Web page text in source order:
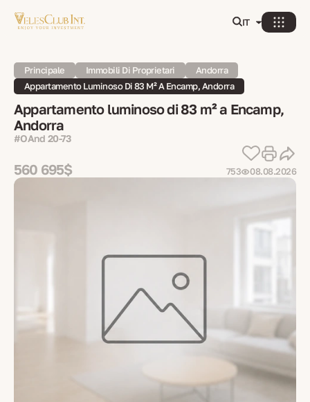
IT
Principale Immobili Di Proprietari
Andorra
Appartamento Luminoso Di 83 M² A Encamp, Andorra
Appartamento luminoso di 83 m² a Encamp,
Andorra
#OAnd 20-73
560 695$ 753 08.08.2026